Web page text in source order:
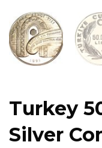
Turkey
Silver